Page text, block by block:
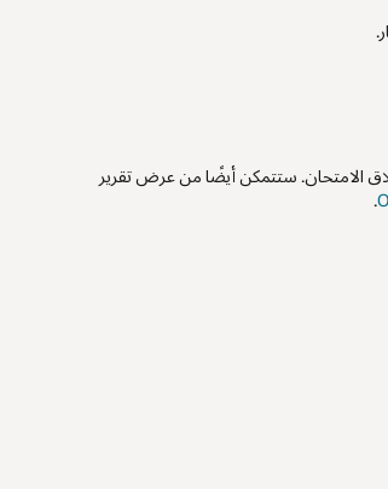
الامتحان. ستتمكن أيضًا من عرض تقرير
.